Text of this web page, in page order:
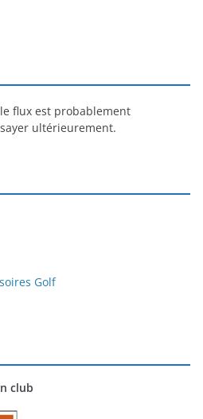
flux est probablement
ultérieurement.
Golf
club